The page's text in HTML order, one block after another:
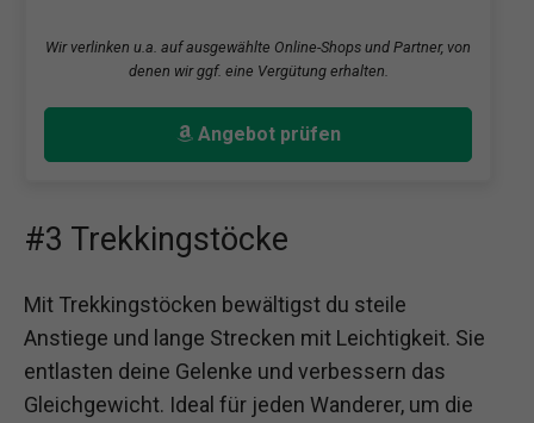
Wir verlinken u.a. auf ausgewählte Online-Shops und Partner, von
denen wir ggf. eine Vergütung erhalten.
Angebot prüfen
#3 Trekkingstöcke
Mit Trekkingstöcken bewältigst du steile
Anstiege und lange Strecken mit Leichtigkeit. Sie
entlasten deine Gelenke und verbessern das
Gleichgewicht. Ideal für jeden Wanderer, um die